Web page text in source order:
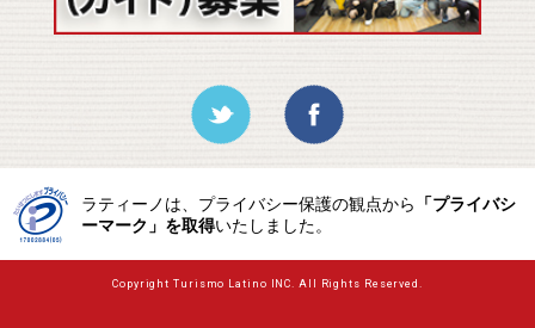
ラティーノは、プライバシー保護の観点から 「プライバシ
ーマーク」を取得いたしました。
Copyright Turismo Latino INC. All Rights Reserved.